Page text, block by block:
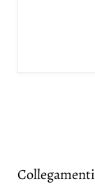
Collegamenti